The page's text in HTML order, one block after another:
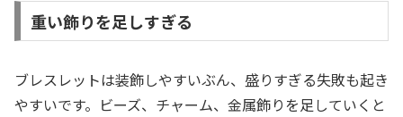
重い飾りを足しすぎる
ブレスレットは装飾しやすいぶん、盛りすぎる失敗も起き
やすいです。ビーズ、チャーム、金属飾りを足していくと